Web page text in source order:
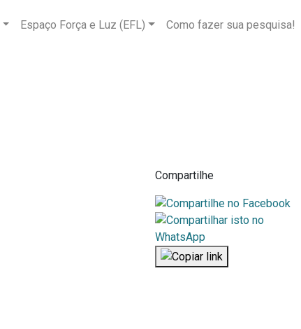
Espaço Força e Luz (EFL) Como fazer sua pesquisa!
Compartilhe